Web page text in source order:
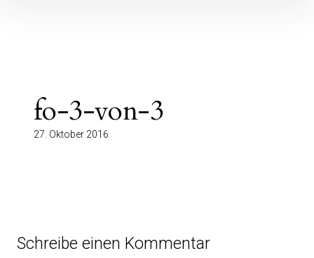
fo-3-von-3
27. Oktober 2016
Schreibe einen Kommentar